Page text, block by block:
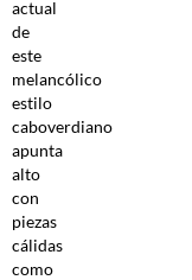
actual
de
este
melancólico
estilo
caboverdiano
apunta
alto
con
piezas
cálidas
como